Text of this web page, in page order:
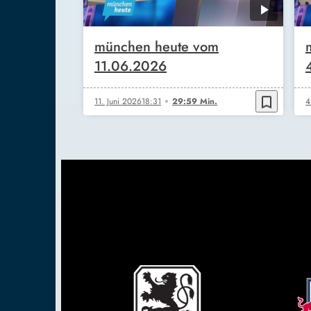
münchen heute vom
11.06.2026
11. Juni 202618:31 29:59 Min. bookmark_border